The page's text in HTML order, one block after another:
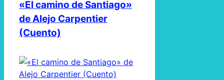
«El camino de Santiago»
de Alejo Carpentier
(Cuento)